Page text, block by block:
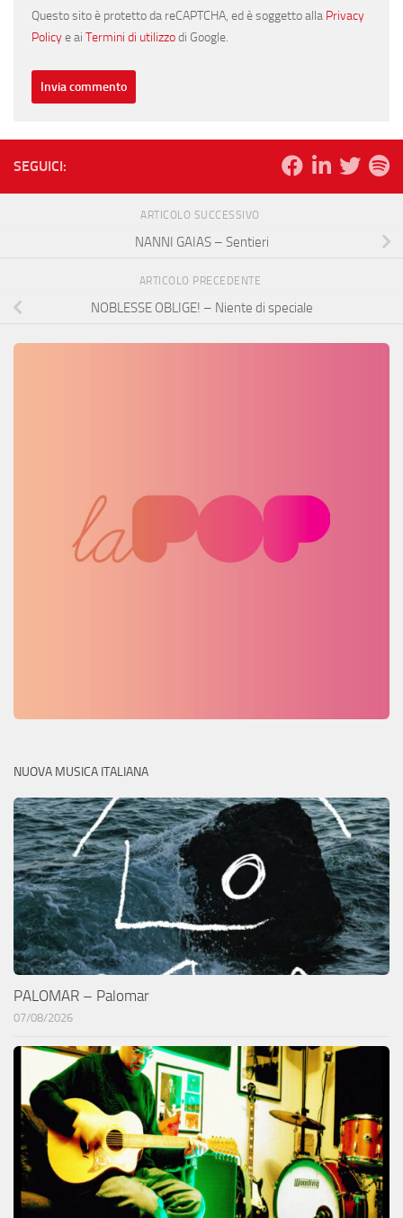
Questo sito è protetto da reCAPTCHA, ed è soggetto alla Privacy
Policye ai Termini di utilizzodi Google.
SEGUICI:
ARTICOLO SUCCESSIVO
NANNI GAIAS – Sentieri
ARTICOLO PRECEDENTE
NOBLESSE OBLIGE! – Niente di speciale
NUOVA MUSICA ITALIANA
PALOMAR – Palomar
07/08/2026